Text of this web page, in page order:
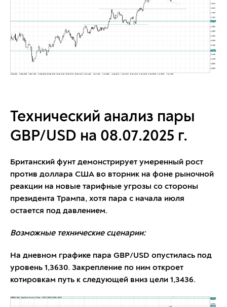
Технический анализ пары
GBP/USD на 08.07.2025 г.
Британский фунт демонстрирует умеренный рост
против доллара США во вторник на фоне рыночной
реакции на новые тарифные угрозы со стороны
президента Трампа, хотя пара с начала июля
остается под давлением.
Возможные технические сценарии:
На дневном графике пара GBP/USD опустилась под
уровень 1,3630. Закрепление по ним откроет
котировкам путь к следующей вниз цели 1,3436.